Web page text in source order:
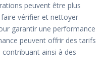
peuvent être plus
vérifier et nettoyer
garantir une performance
peuvent offrir des tarifs
ainsi à des